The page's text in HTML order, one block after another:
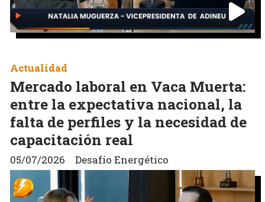
Mercado laboral en Vaca Muerta:
entre la expectativa nacional, la
falta de perfiles y la necesidad de
capacitación real
Desafío Energético
Actualidad
05/07/2026